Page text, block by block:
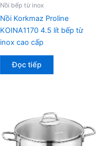
Nồi bếp từ inox
Nồi Korkmaz Proline
KOINA1170 4.5 lít bếp từ
inox cao cấp
Đọc tiếp